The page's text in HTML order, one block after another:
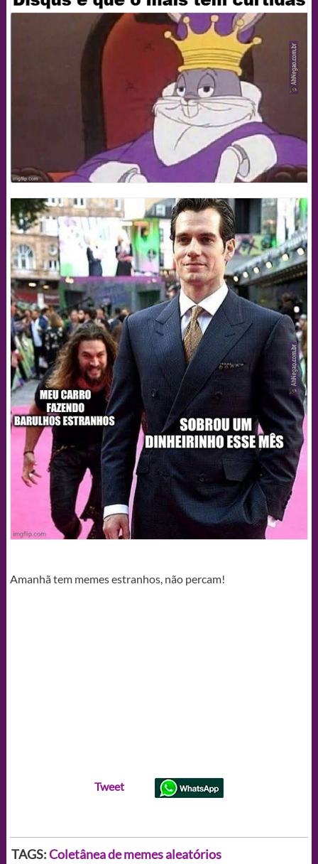
Amanhã tem memes estranhos, não percam!
Tweet
TAGS:Coletânea de memes aleatórios